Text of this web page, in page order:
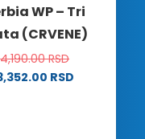
WP – Tri
(CRVENE)
4,190.00RSD
RSD